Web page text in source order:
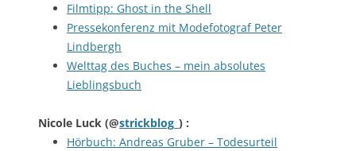
Filmtipp: Ghost in the Shell
Pressekonferenz mit Modefotograf Peter
Lindbergh
Welttag des Buches – mein absolutes
Lieblingsbuch
Nicole Luck (@strickblog_ ) :
Hörbuch: Andreas Gruber – Todesurteil